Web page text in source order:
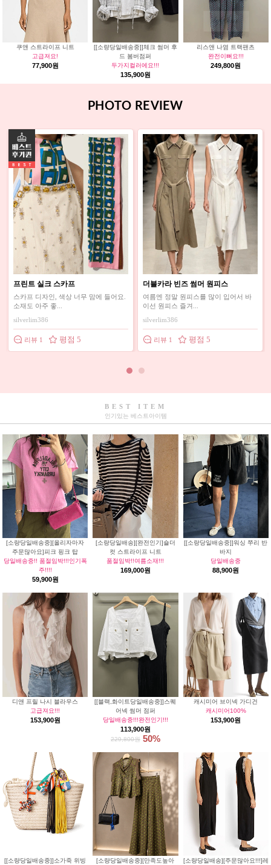
쿠앤 스트라이프 니트
고급져요!
77,900원
[[소량당일배송중]]체크 썸머 후
드 봄버점퍼
두가지컬러에요!!!
135,900원
리스앤 나염 트랙팬츠
완전이뻐요!!!
249,800원
PHOTO REVIEW
입어서 바
[[베이지,블랙 당일배송]]린넨 캡 나
시
블랙이랑 베이지색상 구매했는데 스타
리뷰 2
지앤 가로핏 크롭탑
크롭기장이라 마니짧을까봐
데 다행이 적당한길...
리뷰 1
BEST ITEM
인기있는 베스트아이템
[소량당일배송중][올리자마자
주문많아요]피크 핑크 탑
당일배송중!! 품절임박!!!인기폭
주!!!!
59,900원
[소량당일배송][완전인기]숄더
컷 스트라이프 니트
품절임박!!여름소재!!!
169,000원
[[소량당일배송중]]워싱 쭈리 반
바지
당일배송중
88,900원
디앤 프릴 나시 블라우스
고급져요!!!
153,900원
[[블랙,화이트당일배송중]]스퀘
어넥 썸머 점퍼
당일배송중!!!완전인기!!!
113,900원
229,800원 50%
캐시미어 브이넥 가디건
캐시미어100%
153,900원
[[소량당일배송중]]소가죽 위빙
[소량당일배송중][만족도높아
[소량당일배송][주문많아요!!!]레